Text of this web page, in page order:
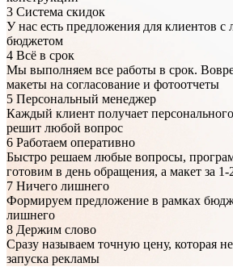
3 Система скидок
У нас есть предложения для клиентов
бюджетом
4 Всё в срок
Мы выполняем все работы в срок.
макеты на согласование и фотоотчеты
5 Персональный менеджер
Каждый клиент получает
решит любой вопрос
6 Работаем оперативно
Быстро решаем любые вопросы,
готовим в день обращения, а макет за 1-
7 Ничего лишнего
Формируем предложение в рамках
лишнего
8 Держим слово
Сразу называем точную цену, которая
запуска рекламы